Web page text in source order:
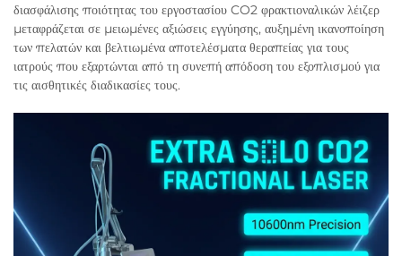
διασφάλισης ποιότητας του εργοστασίου CO2 φρακτιοναλικών λέιζερ
μεταφράζεται σε μειωμένες αξιώσεις εγγύησης, αυξημένη ικανοποίηση
των πελατών και βελτιωμένα αποτελέσματα θεραπείας για τους
ιατρούς που εξαρτώνται από τη συνεπή απόδοση του εξοπλισμού για
τις αισθητικές διαδικασίες τους.